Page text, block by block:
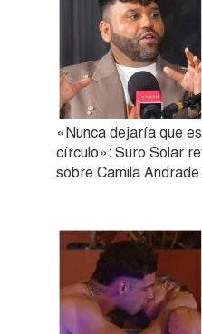
«Nunca dejaría que
círculo»: Suro Solar
sobre Camila Andrade